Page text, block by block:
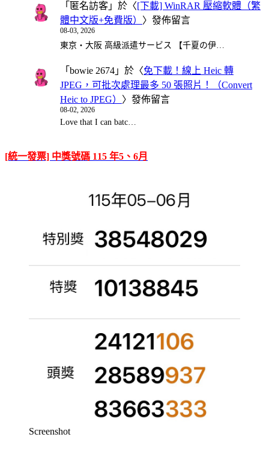
「 匿名訪客 」於〈[下載] WinRAR 壓縮軟體（繁
體中文版+免費版） 〉發佈留言
08-03, 2026
東京・大阪 高級派遣サービス 【千夏の伊…
「 bowie 2674 」於〈免下載！線上 Heic 轉
JPEG，可批次處理最多 50 張照片！（Convert
Heic to JPEG） 〉發佈留言
08-02, 2026
Love that I can batc…
[統一發票] 中獎號碼 115 年5、6月
Screenshot